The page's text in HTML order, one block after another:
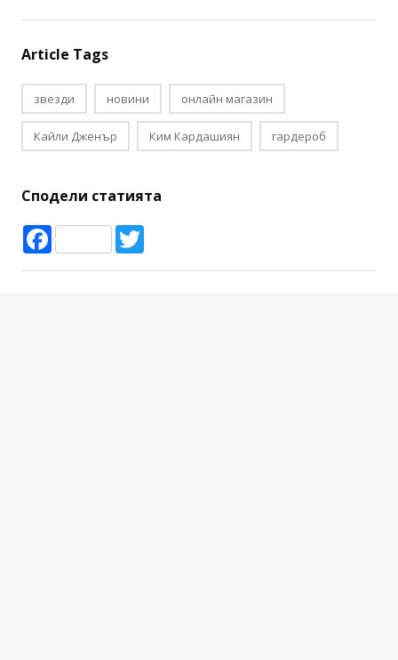
Article Tags
звезди новини онлайн магазин
Кайли Дженър Ким Кардашиян гардероб
Сподели статията
Facebook